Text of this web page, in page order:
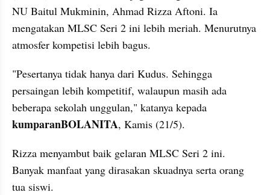
NU Baitul Mukminin, Ahmad Rizza Aftoni. Ia
mengatakan MLSC Seri 2 ini lebih meriah. Menurutnya
atmosfer kompetisi lebih bagus.
"Pesertanya tidak hanya dari Kudus. Sehingga
persaingan lebih kompetitif, walaupun masih ada
kumparanBOLANITA, Kamis (21/5).
Rizza menyambut baik gelaran MLSC Seri 2 ini.
Banyak manfaat yang dirasakan skuadnya serta orang
tua siswi.